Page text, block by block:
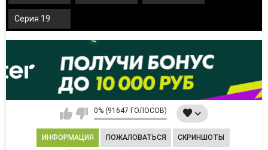
Серия 19
0% (91647 ГОЛОСОВ)
ИНФОРМАЦИЯ ПОЖАЛОВАТЬСЯ СКРИНШОТЫ